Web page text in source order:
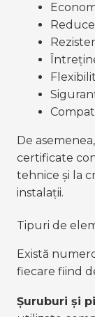
De
certificate
tehnice și la
instalații.
Tipuri de
Există
fiecare fiind
Șuruburi și